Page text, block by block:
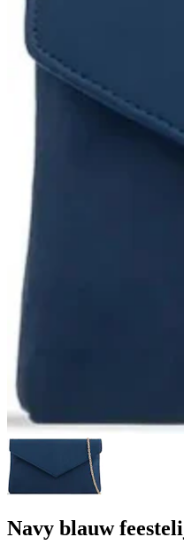
Navy blauw